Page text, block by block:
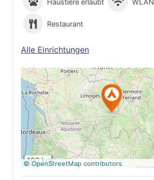
Restaurant
Alle Einrichtungen
Auf Google Maps
anzeigen
100 km
© OpenStreetMap contributors